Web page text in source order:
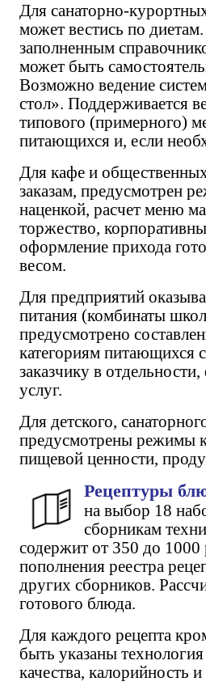
Для санаторно-
может вестись по
заполненным
может быть
Возможно ведение
стол». Поддерживается
типового (примерного)
питающихся и, если
Для кафе и
заказам, предусмотрен
наценкой, расчет меню
торжество,
оформление прихода
весом.
Для предприятий
питания (комбинаты
предусмотрено
категориям питающихся
заказчику в
услуг.
Для детского,
предусмотрены режимы
пищевой ценности,
Рецептуры
на выбор 18
сборникам
содержит от 350 до 1000
пополнения реестра
других сборников.
готового блюда.
Для каждого рецепта
быть указаны
качества, калорийность